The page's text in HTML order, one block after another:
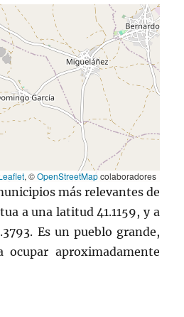
, ©OpenStreetMapcolaboradores
más relevantes de
a una latitud 41.1159, y a
Es un pueblo grande,
ocupar aproximadamente